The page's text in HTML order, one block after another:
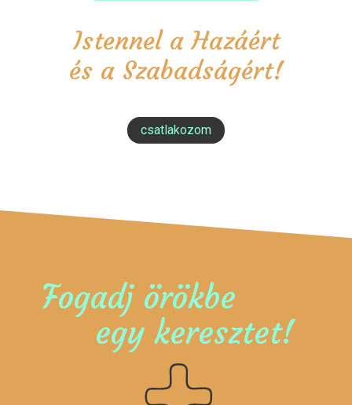
Istennel a Hazáért
és a Szabadságért!
csatlakozom
Fogadj örökbe
egy keresztet!